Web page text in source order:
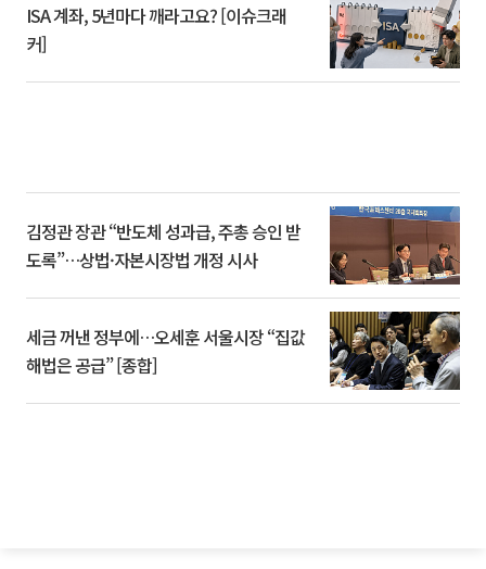
ISA 계좌, 5년마다 깨라고요? [이슈크래
커]
김정관 장관 “반도체 성과급, 주총 승인 받
도록”…상법·자본시장법 개정 시사
세금 꺼낸 정부에…오세훈 서울시장 “집값
해법은 공급” [종합]